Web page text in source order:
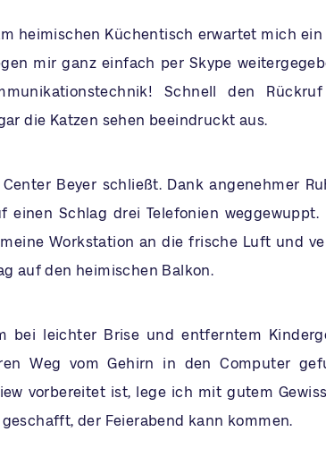
heimischen Küchentisch erwartet mich
mir ganz einfach per Skype
Schnell den
die Katzen sehen beeindruckt aus.
Center Beyer schließt. Dank angenehmer
einen Schlag drei Telefonien weggewuppt.
Workstation an die frische Luft und
auf den heimischen Balkon.
bei leichter Brise und entferntem
Weg vom Gehirn in den Computer
vorbereitet ist, lege ich mit gutem
der Feierabend kann kommen.